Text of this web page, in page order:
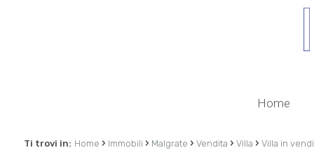
Home
Ti trovi in: Home › Immobili › Malgrate › Vendita › Villa › Villa in